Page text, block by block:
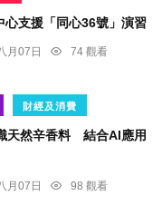
心支援「同心36號」演習
月07日
74 觀看
財經及消費
天然辛香料 結合AI應用
月07日
98 觀看